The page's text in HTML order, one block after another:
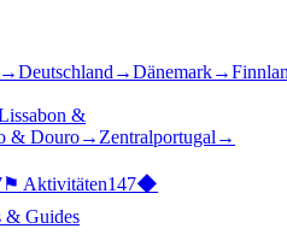
→Deutschland →Dänemark→
&
& Douro→ Zentralportugal →
⚑ Aktivitäten147◆
& Guides